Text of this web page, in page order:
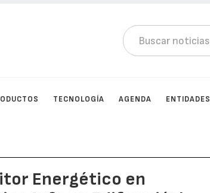
TECNOLOGÍA AGENDA ENTIDADES
Energético en